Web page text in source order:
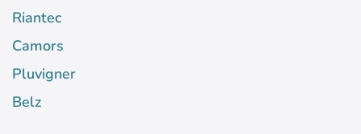
Riantec
Camors
Pluvigner
Belz